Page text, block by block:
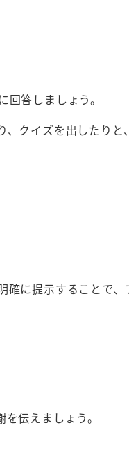
答しましょう。
クイズを出したりと
確に提示することで
伝えましょう。